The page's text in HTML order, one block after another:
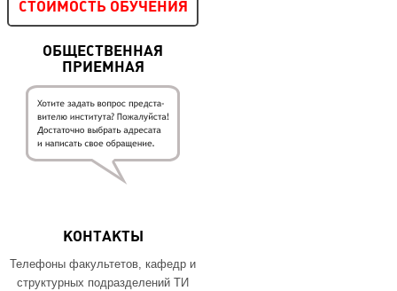
СТОИМОСТЬ ОБУЧЕНИЯ
ОБЩЕСТВЕННАЯ
ПРИЕМНАЯ
КОНТАКТЫ
Телефоны факультетов, кафедр и
структурных подразделений ТИ